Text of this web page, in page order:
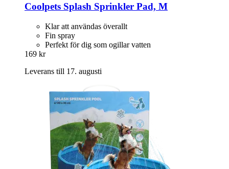
Coolpets Splash Sprinkler Pad, M
Klar att användas överallt
Fin spray
Perfekt för dig som ogillar vatten
169 kr
Leverans till 17. augusti